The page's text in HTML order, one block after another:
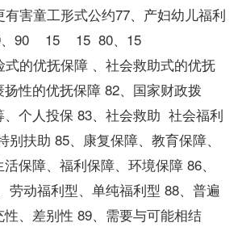
害童工形式公约77、产妇幼儿福利
、90 15 15 80、15
的优抚保障 、社会救助式的优抚
性的优抚保障 82、国家财政拨
个人投保 83、社会救助 社会福利
别扶助 85、康复保障、教育保障、
保障、福利保障、环境保障 86、
劳动福利型、单纯福利型 88、普遍
、差别性 89、需要与可能相结